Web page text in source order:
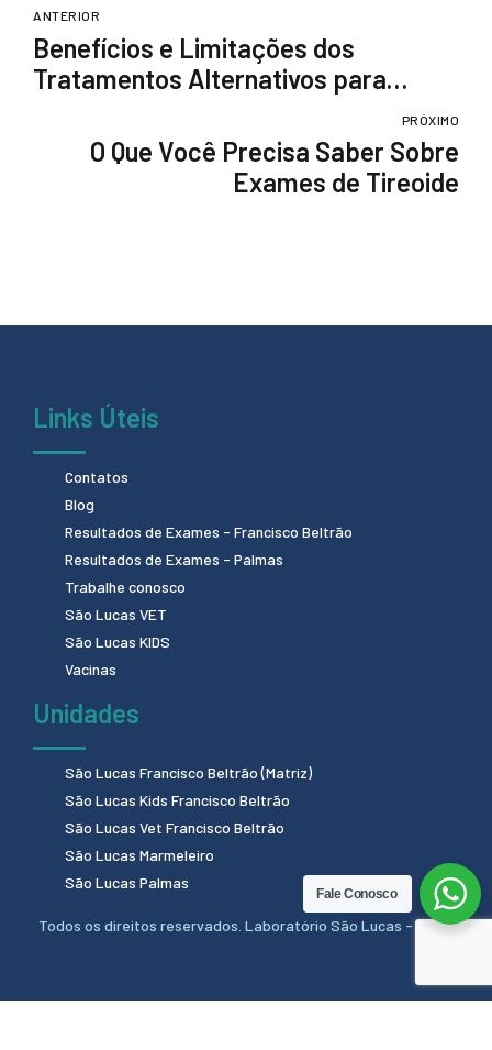
ANTERIOR
Benefícios e Limitações dos
Tratamentos Alternativos para
PRÓXIMO
O Que Você Precisa Saber Sobre
Exames de Tireoide
Links Úteis
Contatos
Blog
Resultados de Exames - Francisco Beltrão
Resultados de Exames - Palmas
Trabalhe conosco
São Lucas VET
São Lucas KIDS
Vacinas
Unidades
São Lucas Francisco Beltrão (Matriz)
São Lucas Kids Francisco Beltrão
São Lucas Vet Francisco Beltrão
São Lucas Marmeleiro
São Lucas Palmas
Todos os direitos reservados. Laboratório São Lucas - 2024.
Fale Conosco